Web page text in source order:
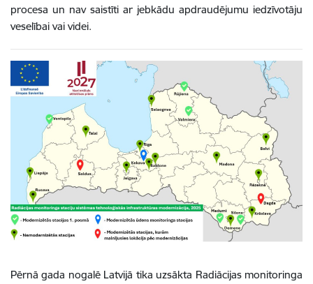
procesa un nav saistīti ar jebkādu apdraudējumu iedzīvotāju
veselībai vai videi.
Pērnā gada nogalē Latvijā tika uzsākta Radiācijas monitoringa